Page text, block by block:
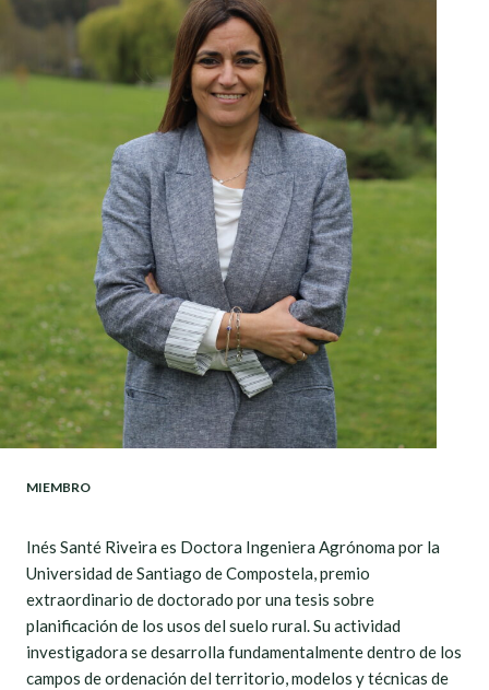
MIEMBRO
Inés Santé Riveira es Doctora Ingeniera Agrónoma por la
Universidad de Santiago de Compostela, premio
extraordinario de doctorado por una tesis sobre
planificación de los usos del suelo rural. Su actividad
investigadora se desarrolla fundamentalmente dentro de los
campos de ordenación del territorio, modelos y técnicas de